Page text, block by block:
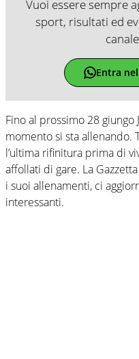
Vuoi essere sempre
sport, risultati ed
canale
Entra
Fino al prossimo 28 giungo
momento si sta allenando.
l’ultima rifinitura prima di
affollati di gare. La
i suoi allenamenti, ci
interessanti.